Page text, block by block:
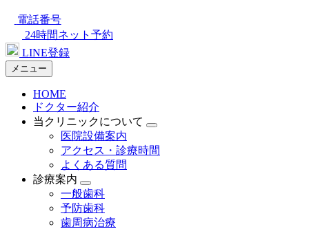
電話番号
24時間ネット予約
LINE登録
メニュー
HOME
ドクター紹介
当クリニックについて
医院設備案内
アクセス・診療時間
よくある質問
診療案内
一般歯科
予防歯科
歯周病治療